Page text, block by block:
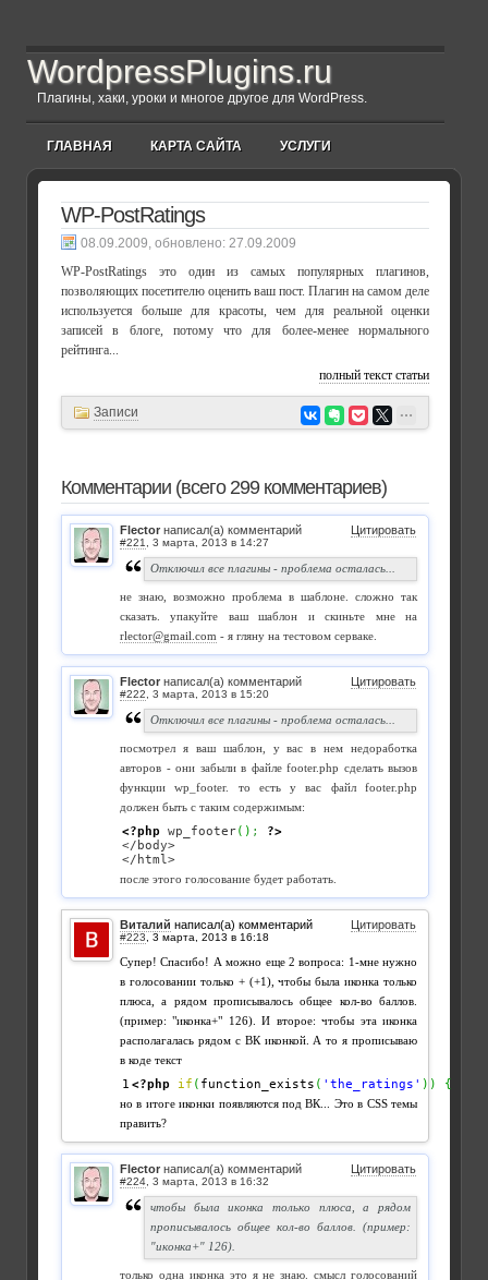
WordpressPlugins.ru
Плагины, хаки, уроки и многое другое для WordPress.
ГЛАВНАЯ КАРТА САЙТА УСЛУГИ
WP-PostRatings
27.09.2009
, обновлено:
WP-PostRatings это один из самых популярных плагинов,
позволяющих посетителю оценить ваш пост. Плагин на самом деле
используется больше для красоты, чем для реальной оценки
записей в блоге, потому что для более-менее нормального
рейтинга...
полный текст статьи
Записи
Комментарии (всего 299 комментариев)
Flector написал(а) комментарий Цитировать
#221
Отключил все плагины - проблема осталась...
не знаю, возможно проблема в шаблоне. сложно так
сказать. упакуйте ваш шаблон и скиньте мне на
rlector@gmail.com - я гляну на тестовом серваке.
Flector написал(а) комментарий Цитировать
#222
Отключил все плагины - проблема осталась...
посмотрел я ваш шаблон, у вас в нем недоработка
авторов - они забыли в файле footer.php сделать вызов
функции wp_footer. то есть у вас файл footer.php
должен быть с таким содержимым:
<?php wp_footer( ) ;
?>
</body>
</html>
после этого голосование будет работать.
Виталий написал(а) комментарий Цитировать
#223
Супер! Спасибо! А можно еще 2 вопроса: 1-мне нужно
в голосовании только + (+1), чтобы была иконка только
плюса, а рядом прописывалось общее кол-во баллов.
(пример: "иконка+" 126). И второе: чтобы эта иконка
располагалась рядом с ВК иконкой. А то я прописываю
в коде текст
<?php if ( function_exists ( 'the_ratings' ) ) {
но в итоге иконки появляются под ВК... Это в CSS темы
править?
Flector написал(а) комментарий Цитировать
#224
чтобы была иконка только плюса, а рядом
прописывалось общее кол-во баллов. (пример:
"иконка+" 126).
только одна иконка это я не знаю. смысл голосований